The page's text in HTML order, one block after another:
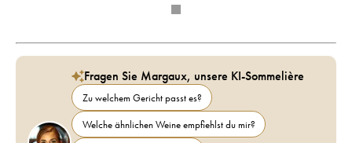
Fragen Sie Margaux, unsere KI-Sommelière
Zu welchem Gericht passt es?
Welche ähnlichen Weine empfiehlst du mir?